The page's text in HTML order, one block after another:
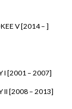
V [2014 – ]
I [2001 – 2007]
II [2008 – 2013]